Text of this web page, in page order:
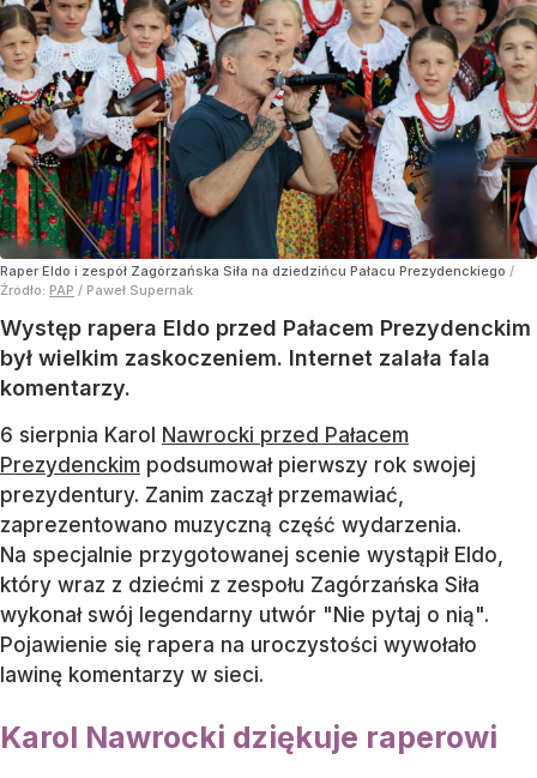
Raper Eldo i zespół Zagórzańska Siła na dziedzińcu Pałacu Prezydenckiego /
Źródło: PAP / Paweł Supernak
Występ rapera Eldo przed Pałacem Prezydenckim
był wielkim zaskoczeniem. Internet zalała fala
komentarzy.
6 sierpnia Karol Nawrocki przed Pałacem
Prezydenckim podsumował pierwszy rok swojej
prezydentury. Zanim zaczął przemawiać,
zaprezentowano muzyczną część wydarzenia.
Na specjalnie przygotowanej scenie wystąpił Eldo,
który wraz z dziećmi z zespołu Zagórzańska Siła
wykonał swój legendarny utwór "Nie pytaj o nią".
Pojawienie się rapera na uroczystości wywołało
lawinę komentarzy w sieci.
Karol Nawrocki dziękuje raperowi